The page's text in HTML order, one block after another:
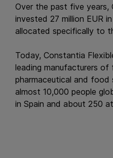
Over the past five years,
invested 27 million EUR
allocated specifically to
Today, Constantia
leading manufacturers
pharmaceutical and
almost 10,000 people
in Spain and about 250